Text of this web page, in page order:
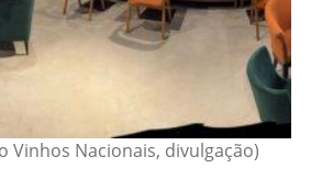
Vinhos Nacionais, divulgação)